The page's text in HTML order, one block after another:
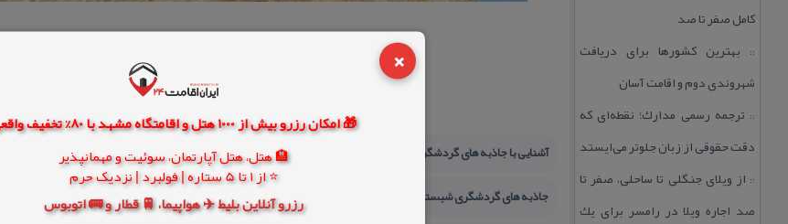
×
🎁 امکان رزرو بیش از 1000 هتل و اقامتگاه مشهد با 80% تخفیف واقعی
🏨 هتل، هتل آپارتمان، سوئیت و مهمانپذیر
⭐ از 1 تا 5 ستاره | فولبرد | نزدیک حرم
رزرو آنلاین بلیط ✈️ هواپیما، 🚆 قطار و 🚌 اتوبوس
كامل صفر تا صد
:: بهترین كشورها برای دریافت
شهروندی دوم و اقامت آسان
:: ترجمه رسمی مدارك؛ نقطه‌ای كه
دقت حقوقی از زبان جلوتر می‌ایستد
:: از ویلای جنگلی تا ساحلی، صفر تا
صد اجاره ویلا در رامسر برای یك
آشنایی با جاذبه های گردشگری جاذبه های تاریخی ایران جاذبه های طبیعی ایران
جاذبه های گردشگری ایران كجاست
جاذبه های گردشگری شبستر
جاهای دیدنی ایران كجاست جاهای دیدنی شبستر